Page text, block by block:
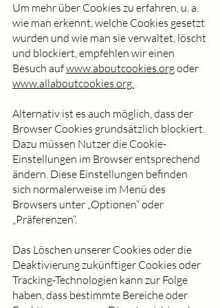
Um mehr über Cookies zu erfahren, u. a.
wie man erkennt, welche Cookies gesetzt
wurden und wie man sie verwaltet, löscht
und blockiert, empfehlen wir einen
Besuch aufwww.aboutcookies.orgoder
www.allaboutcookies.org.
Alternativ ist es auch möglich, dass der
Browser Cookies grundsätzlich blockiert.
Dazu müssen Nutzer die Cookie-
Einstellungen im Browser entsprechend
ändern. Diese Einstellungen befinden
sich normalerweise im Menü des
Browsers unter „Optionen“ oder
„Präferenzen“.
Das Löschen unserer Cookies oder die
Deaktivierung zukünftiger Cookies oder
Tracking-Technologien kann zur Folge
haben, dass bestimmte Bereiche oder